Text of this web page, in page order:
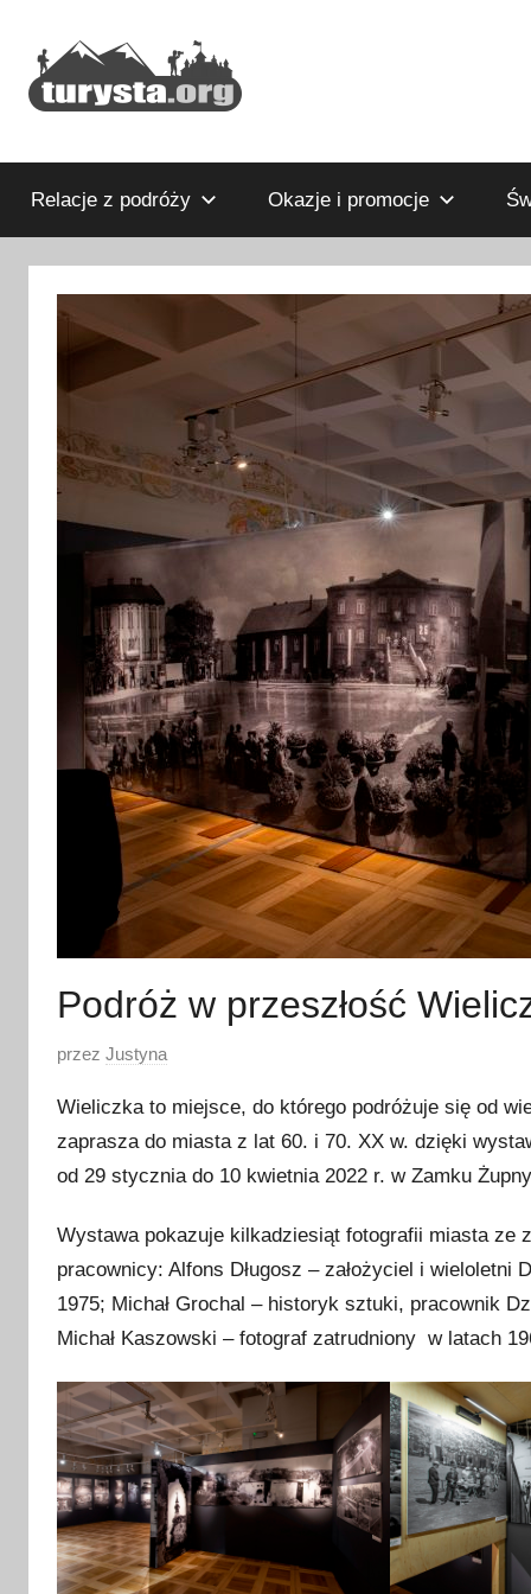
treści
Turysta.org
blog
podróżniczy
turystyczny
Relacje z podróży Okazje i promocje
Podróż w przeszłość
O
u
b
l
k
o
w
a
o
4
l
u
t
e
g
przez Justyna
Wieliczka to miejsce, do którego podróżuje się od
zaprasza do miasta z lat 60. i 70. XX w. dzięki
od 29 stycznia do 10 kwietnia 2022 r. w Zamku
Wystawa pokazuje kilkadziesiąt fotografii miasta ze
pracownicy: Alfons Długosz – założyciel i
1975; Michał Grochal – historyk sztuki, pracownik
Michał Kaszowski – fotograf zatrudniony w latach